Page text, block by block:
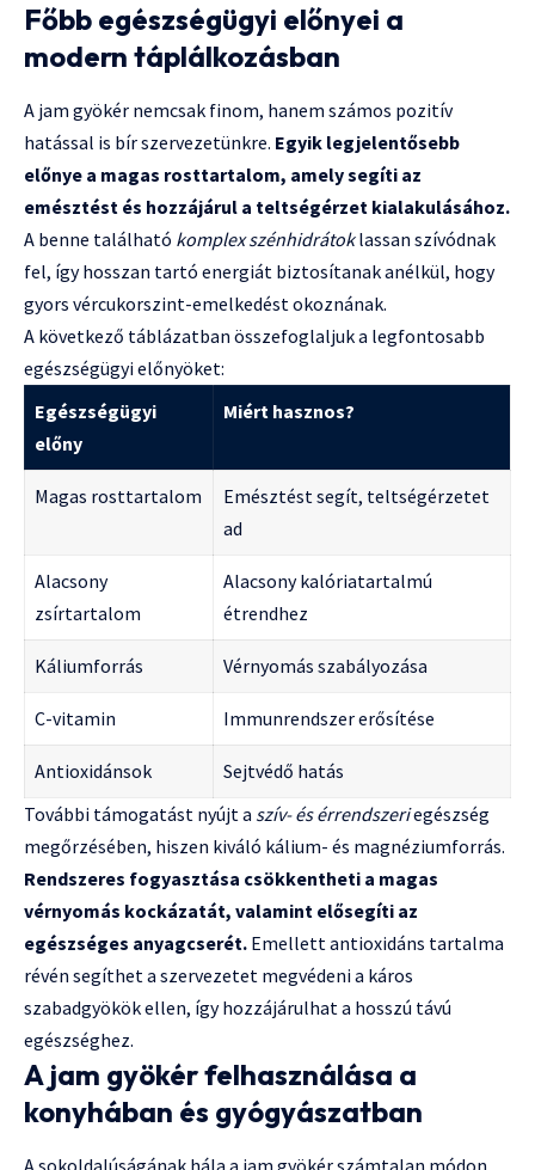
Főbb egészségügyi előnyei a
modern táplálkozásban
A jam gyökér nemcsak finom, hanem számos pozitív
hatással is bír szervezetünkre. Egyik legjelentősebb
előnye a magas rosttartalom, amely segíti az
emésztést és hozzájárul a teltségérzet kialakulásához.
A benne található komplex szénhidrátoklassan szívódnak
fel, így hosszan tartó energiát biztosítanak anélkül, hogy
gyors vércukorszint-emelkedést okoznának.
A következő táblázatban összefoglaljuk a legfontosabb
egészségügyi előnyöket:
Egészségügyi
előny
Miért hasznos?
Magas rosttartalom
Emésztést segít, teltségérzetet
ad
Alacsony
zsírtartalom
Alacsony kalóriatartalmú
étrendhez
Káliumforrás Vérnyomás szabályozása
C-vitamin Immunrendszer erősítése
Antioxidánsok
Sejtvédő hatás
További támogatást nyújt a szív- és érrendszeriegészség
megőrzésében, hiszen kiváló kálium- és magnéziumforrás.
Rendszeres fogyasztása csökkentheti a magas
vérnyomás kockázatát, valamint elősegíti az
egészséges anyagcserét. Emellett antioxidáns tartalma
révén segíthet a szervezetet megvédeni a káros
szabadgyökök ellen, így hozzájárulhat a hosszú távú
egészséghez.
A jam gyökér felhasználása a
konyhában és gyógyászatban